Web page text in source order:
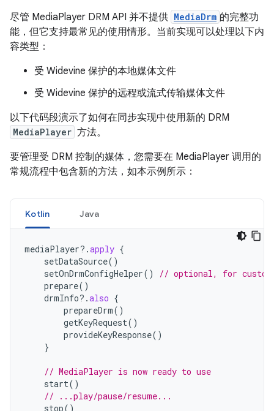
尽管 MediaPlayer DRM API 并不提供 MediaDrm 的完整功
能，但它支持最常见的使用情形。当前实现可以处理以下内
容类型：
受 Widevine 保护的本地媒体文件
受 Widevine 保护的远程或流式传输媒体文件
以下代码段演示了如何在同步实现中使用新的 DRM
MediaPlayer 方法。
要管理受 DRM 控制的媒体，您需要在 MediaPlayer 调用的
常规流程中包含新的方法，如本示例所示：
Kotlin Java
mediaPlayer?.apply {
setDataSource()
setOnDrmConfigHelper()
// optional, for
prepare()
drmInfo?.also {
prepareDrm()
getKeyRequest()
provideKeyResponse()
}
// MediaPlayer is now ready to use
start()
// ...play/pause/resume...
stop()